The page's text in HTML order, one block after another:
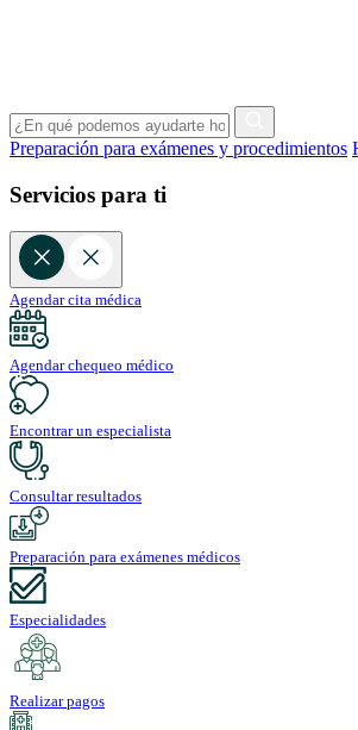
Preparación para exámenes y procedimientos
Servicios para ti
Agendar cita médica
Agendar chequeo médico
Encontrar un especialista
Consultar resultados
Preparación para exámenes médicos
Especialidades
Realizar pagos